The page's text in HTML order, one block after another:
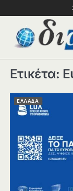
Ετικέτα:
ΕΛΛΑΔΑ